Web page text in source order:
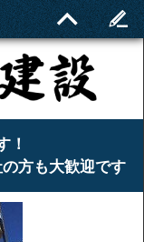
！
方も大歓迎です